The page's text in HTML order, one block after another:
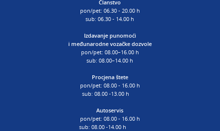
Članstvo
pon/pet: 06.30 - 20.00 h
sub: 06.30 - 14.00 h
Izdavanje punomoći
imeđunarodne vozačke dozvole
pon/pet: 08.00–16.00 h
sub: 08.00–14.00 h
Procjena štete
pon/pet: 08.00 - 16.00 h
sub: 08.00 -13.00 h
Autoservis
pon/pet: 08.00 - 16.00 h
sub: 08.00 -14.00 h